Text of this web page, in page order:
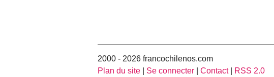
2000 - 2026 francochilenos.com
Plan du site
Se connecter Contact| RSS 2.0